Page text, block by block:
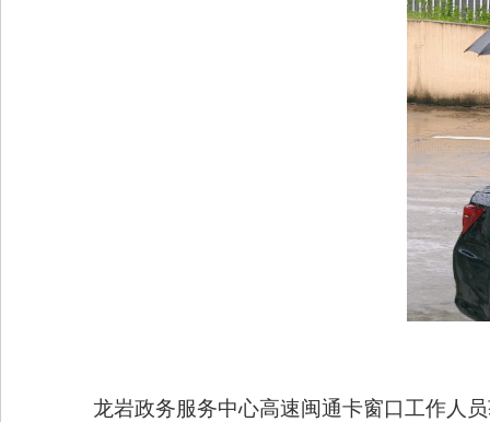
龙岩政务服务中心高速闽通卡窗口工作人